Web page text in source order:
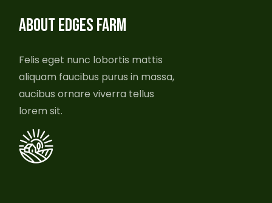
ABOUT EDGES FARM
Felis eget nunc lobortis mattis
aliquam faucibus purus in massa,
aucibus ornare viverra tellus
lorem sit.